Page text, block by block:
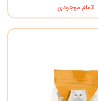
اتمام موجودی